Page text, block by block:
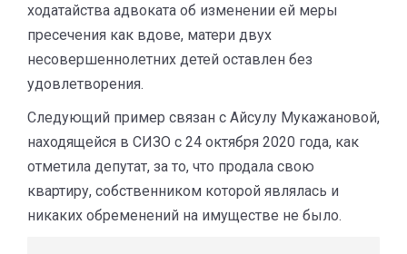
ходатайства адвоката об изменении ей меры
пресечения как вдове, матери двух
несовершеннолетних детей оставлен без
удовлетворения.
Следующий пример связан с Айсулу Мукажановой,
находящейся в СИЗО с 24 октября 2020 года, как
отметила депутат, за то, что продала свою
квартиру, собственником которой являлась и
никаких обременений на имуществе не было.